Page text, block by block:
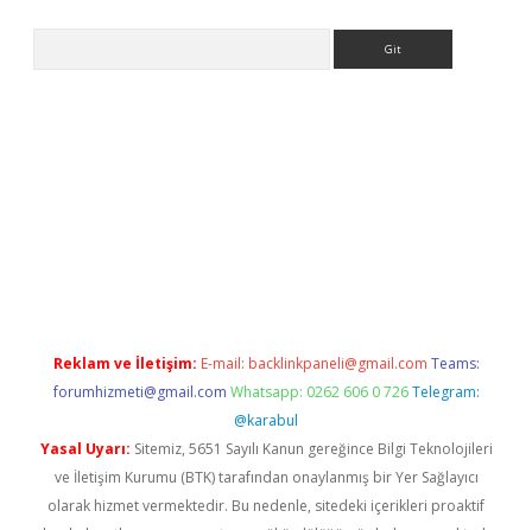
Reklam ve İletişim: E-mail: backlinkpaneli@gmail.com Teams:
forumhizmeti@gmail.com Whatsapp: 0262 606 0 726 Telegram:
@karabul
Yasal Uyarı: Sitemiz, 5651 Sayılı Kanun gereğince Bilgi Teknolojileri
ve İletişim Kurumu (BTK) tarafından onaylanmış bir Yer Sağlayıcı
olarak hizmet vermektedir. Bu nedenle, sitedeki içerikleri proaktif